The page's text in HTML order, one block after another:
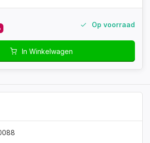
Op voorraad
In Winkelwagen